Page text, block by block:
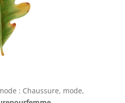
: Chaussure, mode,